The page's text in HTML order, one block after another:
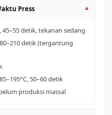
Press ▾
45–55 detik, tekanan sedang
detik (tergantung
50–60 detik
produksi massal